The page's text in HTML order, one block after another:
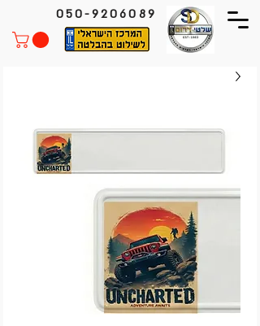
050-9206089